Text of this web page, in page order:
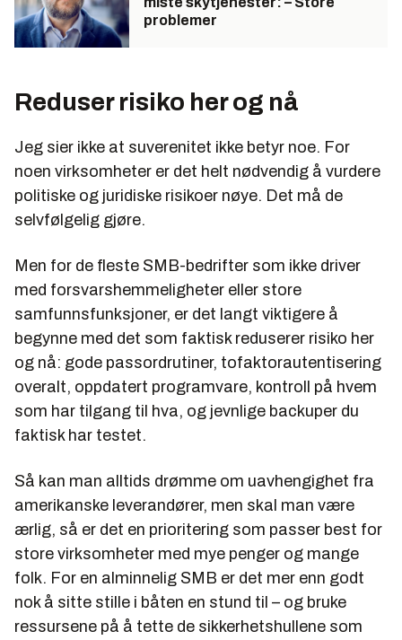
problemer
Reduser risiko her og nå
Jeg sier ikke at suverenitet ikke betyr noe. For
noen virksomheter er det helt nødvendig å vurdere
politiske og juridiske risikoer nøye. Det må de
selvfølgelig gjøre.
Men for de fleste SMB-bedrifter som ikke driver
med forsvarshemmeligheter eller store
samfunnsfunksjoner, er det langt viktigere å
begynne med det som faktisk reduserer risiko her
og nå: gode passordrutiner, tofaktorautentisering
overalt, oppdatert programvare, kontroll på hvem
som har tilgang til hva, og jevnlige backuper du
faktisk har testet.
Så kan man alltids drømme om uavhengighet fra
amerikanske leverandører, men skal man være
ærlig, så er det en prioritering som passer best for
store virksomheter med mye penger og mange
folk. For en alminnelig SMB er det mer enn godt
nok å sitte stille i båten en stund til – og bruke
ressursene på å tette de sikkerhetshullene som